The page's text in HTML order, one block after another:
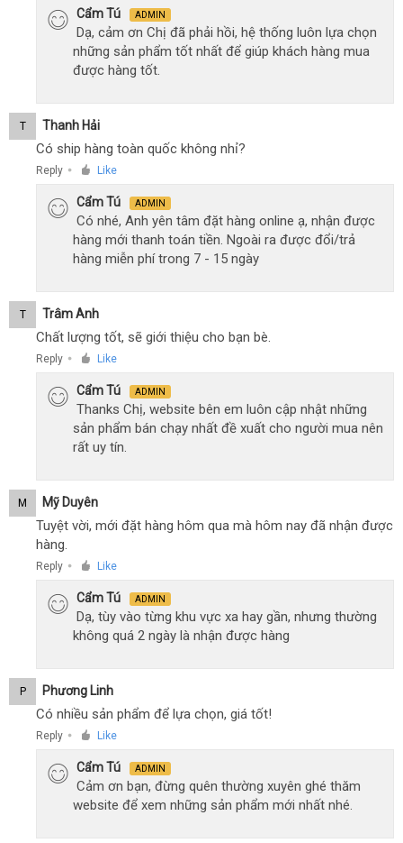
Cẩm Tú ADMIN
Dạ, cảm ơn Chị đã phải hồi, hệ thống luôn lựa chọn
những sản phẩm tốt nhất để giúp khách hàng mua
được hàng tốt.
T Thanh Hải
Có ship hàng toàn quốc không nhỉ?
Reply ● Like
Cẩm Tú ADMIN
Có nhé, Anh yên tâm đặt hàng online ạ, nhận được
hàng mới thanh toán tiền. Ngoài ra được đổi/trả
hàng miễn phí trong 7 - 15 ngày
T Trâm Anh
Chất lượng tốt, sẽ giới thiệu cho bạn bè.
Reply ● Like
Cẩm Tú ADMIN
Thanks Chị, website bên em luôn cập nhật những
sản phẩm bán chạy nhất đề xuất cho người mua nên
rất uy tín.
M Mỹ Duyên
Tuyệt vời, mới đặt hàng hôm qua mà hôm nay đã nhận được
hàng.
Reply ● Like
Cẩm Tú ADMIN
Dạ, tùy vào từng khu vực xa hay gần, nhưng thường
không quá 2 ngày là nhận được hàng
P Phương Linh
Có nhiều sản phẩm để lựa chọn, giá tốt!
Reply ● Like
Cẩm Tú ADMIN
Cảm ơn bạn, đừng quên thường xuyên ghé thăm
website để xem những sản phẩm mới nhất nhé.